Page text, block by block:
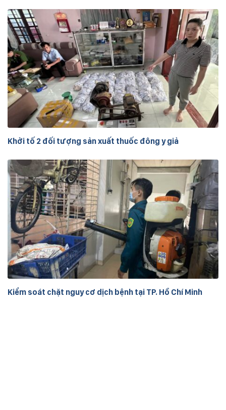
Khởi tố 2 đối tượng sản xuất thuốc đông y giả
Kiểm soát chặt nguy cơ dịch bệnh tại TP. Hồ Chí Minh